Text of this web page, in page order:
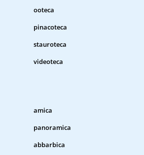
ooteca
pinacoteca
stauroteca
videoteca
amica
panoramica
abbarbica